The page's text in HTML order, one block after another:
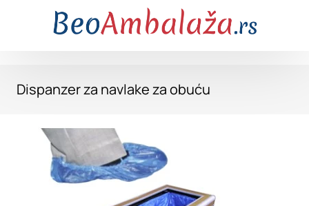
Dispanzer za navlake za obuću